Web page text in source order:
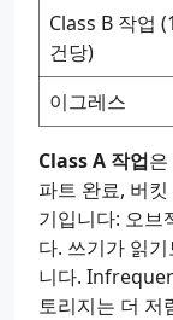
Class B 작업
건당)
이그레스
Class A 작업
파트 완료, 버
기입니다: 오브
다. 쓰기가 읽
니다.
토리지는 더 저